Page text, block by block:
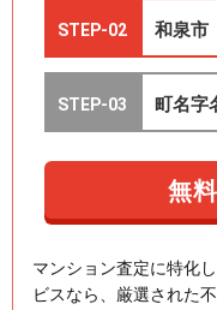
マンション査定に特化
ビスなら、厳選された